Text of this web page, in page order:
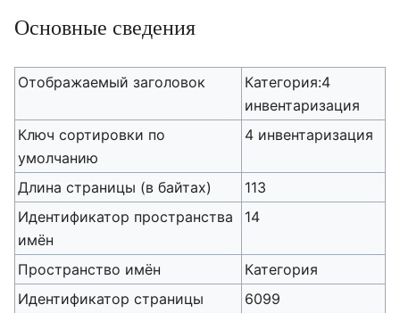
Основные сведения
Отображаемый заголовок
Категория:4
инвентаризация
Ключ сортировки по
умолчанию
4 инвентаризация
Длина страницы (в байтах)
113
Идентификатор пространства
имён
14
Пространство имён
Категория
Идентификатор страницы
6099